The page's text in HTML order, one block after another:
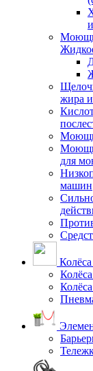
жира и
для
машин